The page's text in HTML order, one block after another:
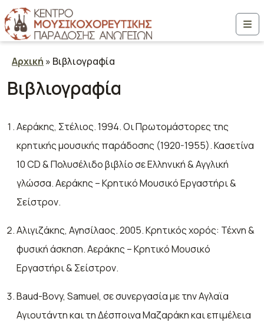
Μετάβαση στο περιεχόμενο
Αρχική » Βιβλιογραφία
Βιβλιογραφία
Αεράκης, Στέλιος. 1994. Oι Πρωτομάστορες της
κρητικής μουσικής παράδοσης (1920-1955). Κασετίνα
10 CD & Πολυσέλιδο βιβλίο σε Ελληνική & Αγγλική
γλώσσα. Αεράκης – Κρητικό Μουσικό Εργαστήρι &
Σείστρον.
Αλιγιζάκης, Αγησίλαος. 2005. Κρητικός χορός: Τέχνη &
φυσική άσκηση. Αεράκης – Κρητικό Μουσικό
Εργαστήρι & Σείστρον.
Baud-Bovy, Samuel, σε συνεργασία με την Αγλαϊα
Αγιουτάντη και τη Δέσποινα Μαζαράκη και επιμέλεια